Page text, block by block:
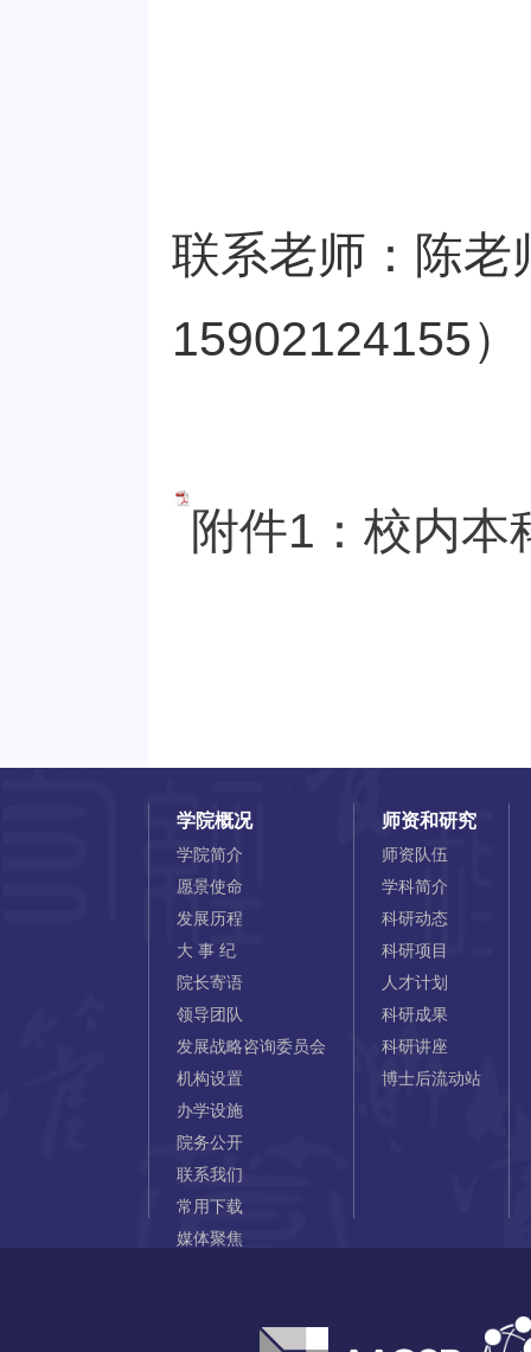
联系老师：陈老
15902124155）
附件1：校内本
学院概况
学院简介
愿景使命
发展历程
大 事 纪
院长寄语
领导团队
发展战略咨询委员会
机构设置
办学设施
院务公开
联系我们
常用下载
媒体聚焦
师资和研究
师资队伍
学科简介
科研动态
科研项目
人才计划
科研成果
科研讲座
博士后流动站